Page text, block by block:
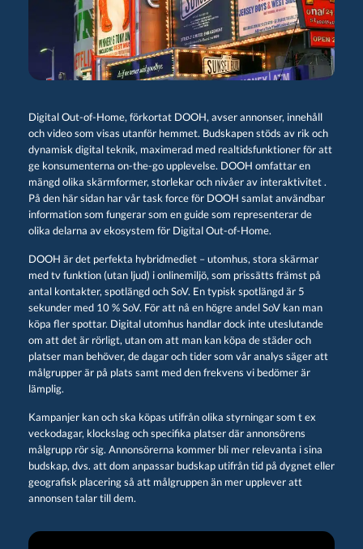
Digital Out-of-Home, förkortat DOOH, avser annonser, innehåll
och video som visas utanför hemmet. Budskapen stöds av rik och
dynamisk digital teknik, maximerad med realtidsfunktioner för att
ge konsumenterna on-the-go upplevelse. DOOH omfattar en
mängd olika skärmformer, storlekar och nivåer av interaktivitet .
På den här sidan har vår task force för DOOH samlat användbar
information som fungerar som en guide som representerar de
olika delarna av ekosystem för Digital Out-of-Home.
DOOH är det perfekta hybridmediet – utomhus, stora skärmar
med tv funktion (utan ljud) i onlinemiljö, som prissätts främst på
antal kontakter, spotlängd och SoV. En typisk spotlängd är 5
sekunder med 10 % SoV. För att nå en högre andel SoV kan man
köpa fler spottar. Digital utomhus handlar dock inte uteslutande
om att det är rörligt, utan om att man kan köpa de städer och
platser man behöver, de dagar och tider som vår analys säger att
målgrupper är på plats samt med den frekvens vi bedömer är
lämplig.
Kampanjer kan och ska köpas utifrån olika styrningar som t ex
veckodagar, klockslag och specifika platser där annonsörens
målgrupp rör sig. Annonsörerna kommer bli mer relevanta i sina
budskap, dvs. att dom anpassar budskap utifrån tid på dygnet eller
geografisk placering så att målgruppen än mer upplever att
annonsen talar till dem.